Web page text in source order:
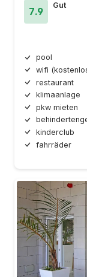
7.9
Gut
pool
wifi
restaurant
klimaanlage
pkw mieten
kinderclub
fahrräder